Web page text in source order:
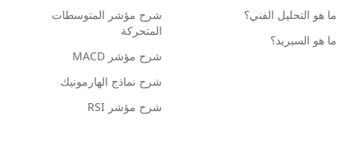
ما هو التحليل الفني؟
ما هو السبريد؟
شرح مؤشر المتوسطات
المتحركة
شرح مؤشر MACD
شرح نماذج الهارمونيك
شرح مؤشر RSI